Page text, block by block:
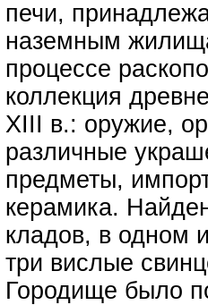
печи,
наземным
процессе
коллекция
XIII в.: оружие,
различные
предметы,
керамика.
кладов, в одном
три вислые
Городище было